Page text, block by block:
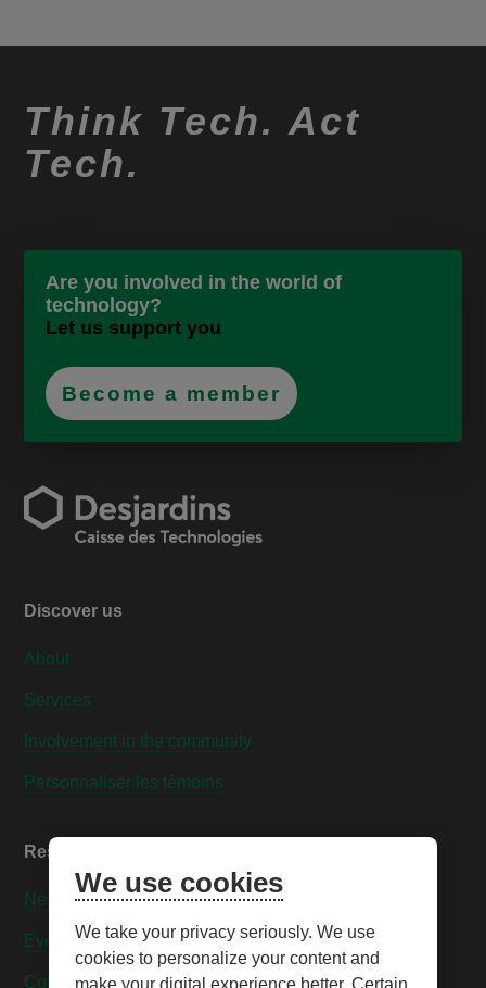
Think Tech. Act
Tech.
Are you involved in the world of
technology?
Let us support you
Become a member
Discover us
About
Services
Involvement in the community
Personnaliser les témoins
Resources
News
Events
Contact us
We use cookies
We take your privacy seriously. We use
cookies to personalize your content and
make your digital experience better. Certain